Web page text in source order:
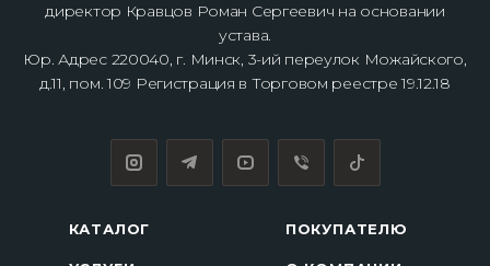
директор Кравцов Роман Сергеевич на основании
устава.
Юр. Адрес 220040, г. Минск, 3-ий переулок Можайского,
д.11, пом. 109 Регистрация в Торговом реестре 19.12.18
КАТАЛОГ ПОКУПАТЕЛЮ